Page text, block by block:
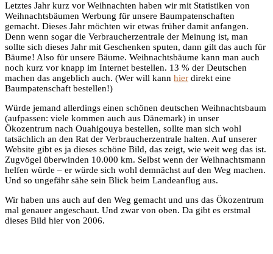
Letztes Jahr kurz vor Weihnachten haben wir mit Statistiken von
Weihnachtsbäumen Werbung für unsere Baumpatenschaften
gemacht. Dieses Jahr möchten wir etwas früher damit anfangen.
Denn wenn sogar die Verbraucherzentrale der Meinung ist, man
sollte sich dieses Jahr mit Geschenken sputen, dann gilt das auch für
Bäume! Also für unsere Bäume. Weihnachtsbäume kann man auch
noch kurz vor knapp im Internet bestellen. 13 % der Deutschen
machen das angeblich auch. (Wer will kann hier direkt eine
Baumpatenschaft bestellen!)
Würde jemand allerdings einen schönen deutschen Weihnachtsbaum
(aufpassen: viele kommen auch aus Dänemark) in unser
Ökozentrum nach Ouahigouya bestellen, sollte man sich wohl
tatsächlich an den Rat der Verbraucherzentrale halten. Auf unserer
Website gibt es ja dieses schöne Bild, das zeigt, wie weit weg das ist.
Zugvögel überwinden 10.000 km. Selbst wenn der Weihnachtsmann
helfen würde – er würde sich wohl demnächst auf den Weg machen.
Und so ungefähr sähe sein Blick beim Landeanflug aus.
Wir haben uns auch auf den Weg gemacht und uns das Ökozentrum
mal genauer angeschaut. Und zwar von oben. Da gibt es erstmal
dieses Bild hier von 2006.